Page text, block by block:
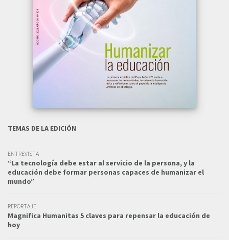
TEMAS DE LA EDICIÓN
ENTREVISTA
“La tecnología debe estar al servicio de la persona, y la
educación debe formar personas capaces de humanizar el
mundo”
REPORTAJE
Magnifica Humanitas 5 claves para repensar la educación de
hoy